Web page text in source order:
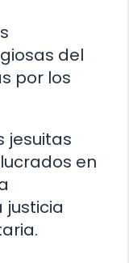
del
por los
jesuitas
en
justicia